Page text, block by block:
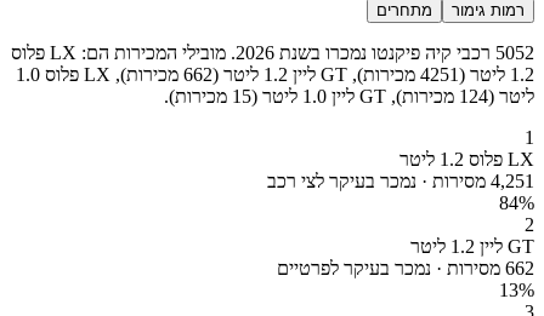
רמות גימור מתחרים
5052 רכבי קיה פיקנטו נמכרו בשנת 2026. מובילי המכירות הם: LX פלוס
1.2 ליטר (4251 מכירות), GT ליין 1.2 ליטר (662 מכירות), LX פלוס 1.0
ליטר (124 מכירות), GT ליין 1.0 ליטר (15 מכירות).
1
LX פלוס 1.2 ליטר
4,251 מסירות · נמכר בעיקר לצי רכב
84%
2
GT ליין 1.2 ליטר
662 מסירות · נמכר בעיקר לפרטיים
13%